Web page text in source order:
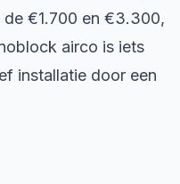
€1.700 en €3.300,
airco is iets
installatie door een